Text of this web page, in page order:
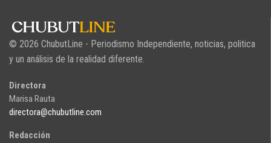
© 2026 ChubutLine - Periodismo Independiente, noticias, politica
y un análisis de la realidad diferente.
Directora
Marisa Rauta
directora@chubutline.com
Redacción